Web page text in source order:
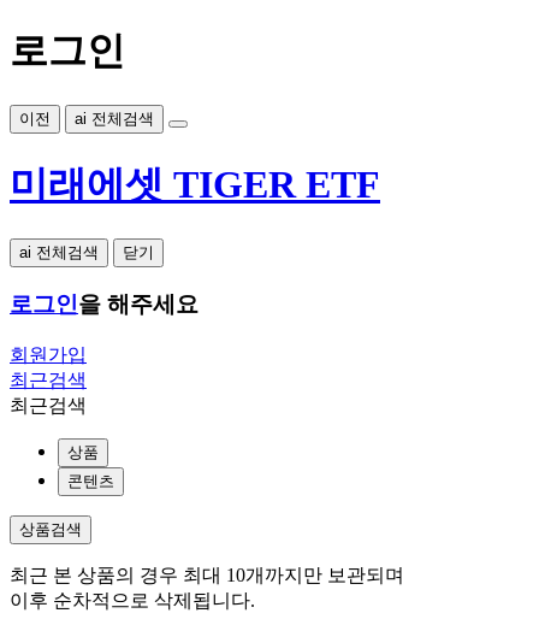
로그인
이전 ai 전체검색
미래에셋 TIGER ETF
ai 전체검색 닫기
로그인을 해주세요
회원가입
최근검색
최근검색
상품
콘텐츠
상품검색
최근 본 상품의 경우 최대 10개까지만 보관되며
이후 순차적으로 삭제됩니다.